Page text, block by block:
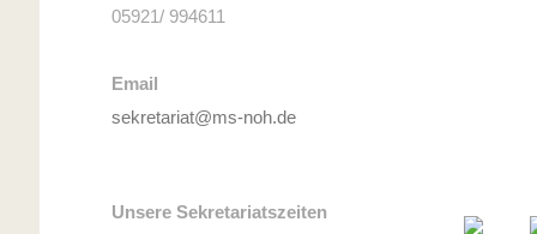
05921/ 994611
Email
sekretariat@ms-noh.de
Unsere Sekretariatszeiten